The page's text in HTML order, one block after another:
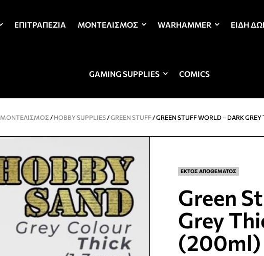
ΕΠΙΤΡΑΠΈΖΙΑ ΜΟΝΤΕΛΙΣΜΌΣ WARHAMMER ΕΊΔΗ
GAMING SUPPLIES COMICS
ΜΟΝΤΕΛΙΣΜΌΣ / HOBBY SUPPLIES/GREEN STUFF/ GREEN STUFF WORLD – DARK
ΕΚΤΟΣ ΑΠΟΘΕΜΑΤΟΣ
Green
Grey
(200ml)